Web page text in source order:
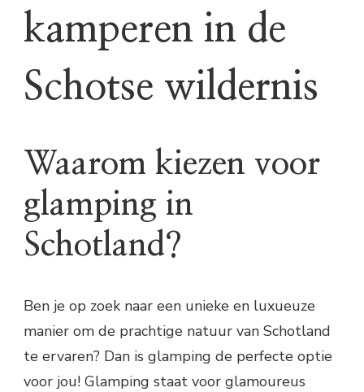
kamperen in de
Schotse wildernis
Waarom kiezen voor
glamping in
Schotland?
Ben je op zoek naar een unieke en luxueuze
manier om de prachtige natuur van Schotland
te ervaren? Dan is glamping de perfecte optie
voor jou! Glamping staat voor glamoureus